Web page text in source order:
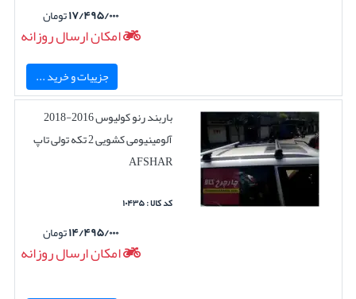
۱۷/۴۹۵/۰۰۰تومان
امکان ارسال روزانه
جزییات و خرید ...
باربند رنو کولیوس 2016-2018
آلومینیومی کشویی 2 تکه تولی تاپ
AFSHAR
کد کالا : ۱۰۴۳۵
۱۴/۴۹۵/۰۰۰تومان
امکان ارسال روزانه